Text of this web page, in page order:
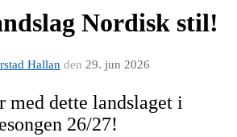
Nordisk stil!
Hallan den 29. jun 2026
med dette landslaget i
26/27!